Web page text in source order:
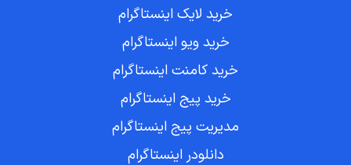
خرید لایک اینستاگرام
خرید ویو اینستاگرام
خرید کامنت اینستاگرام
خرید پیج اینستاگرام
مدیریت پیج اینستاگرام
دانلودر اینستاگرام